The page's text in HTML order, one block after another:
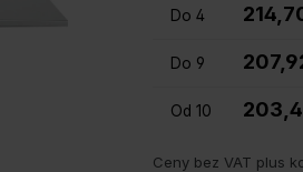
Do4
Do 9
Od10
Ceny bez VAT plus